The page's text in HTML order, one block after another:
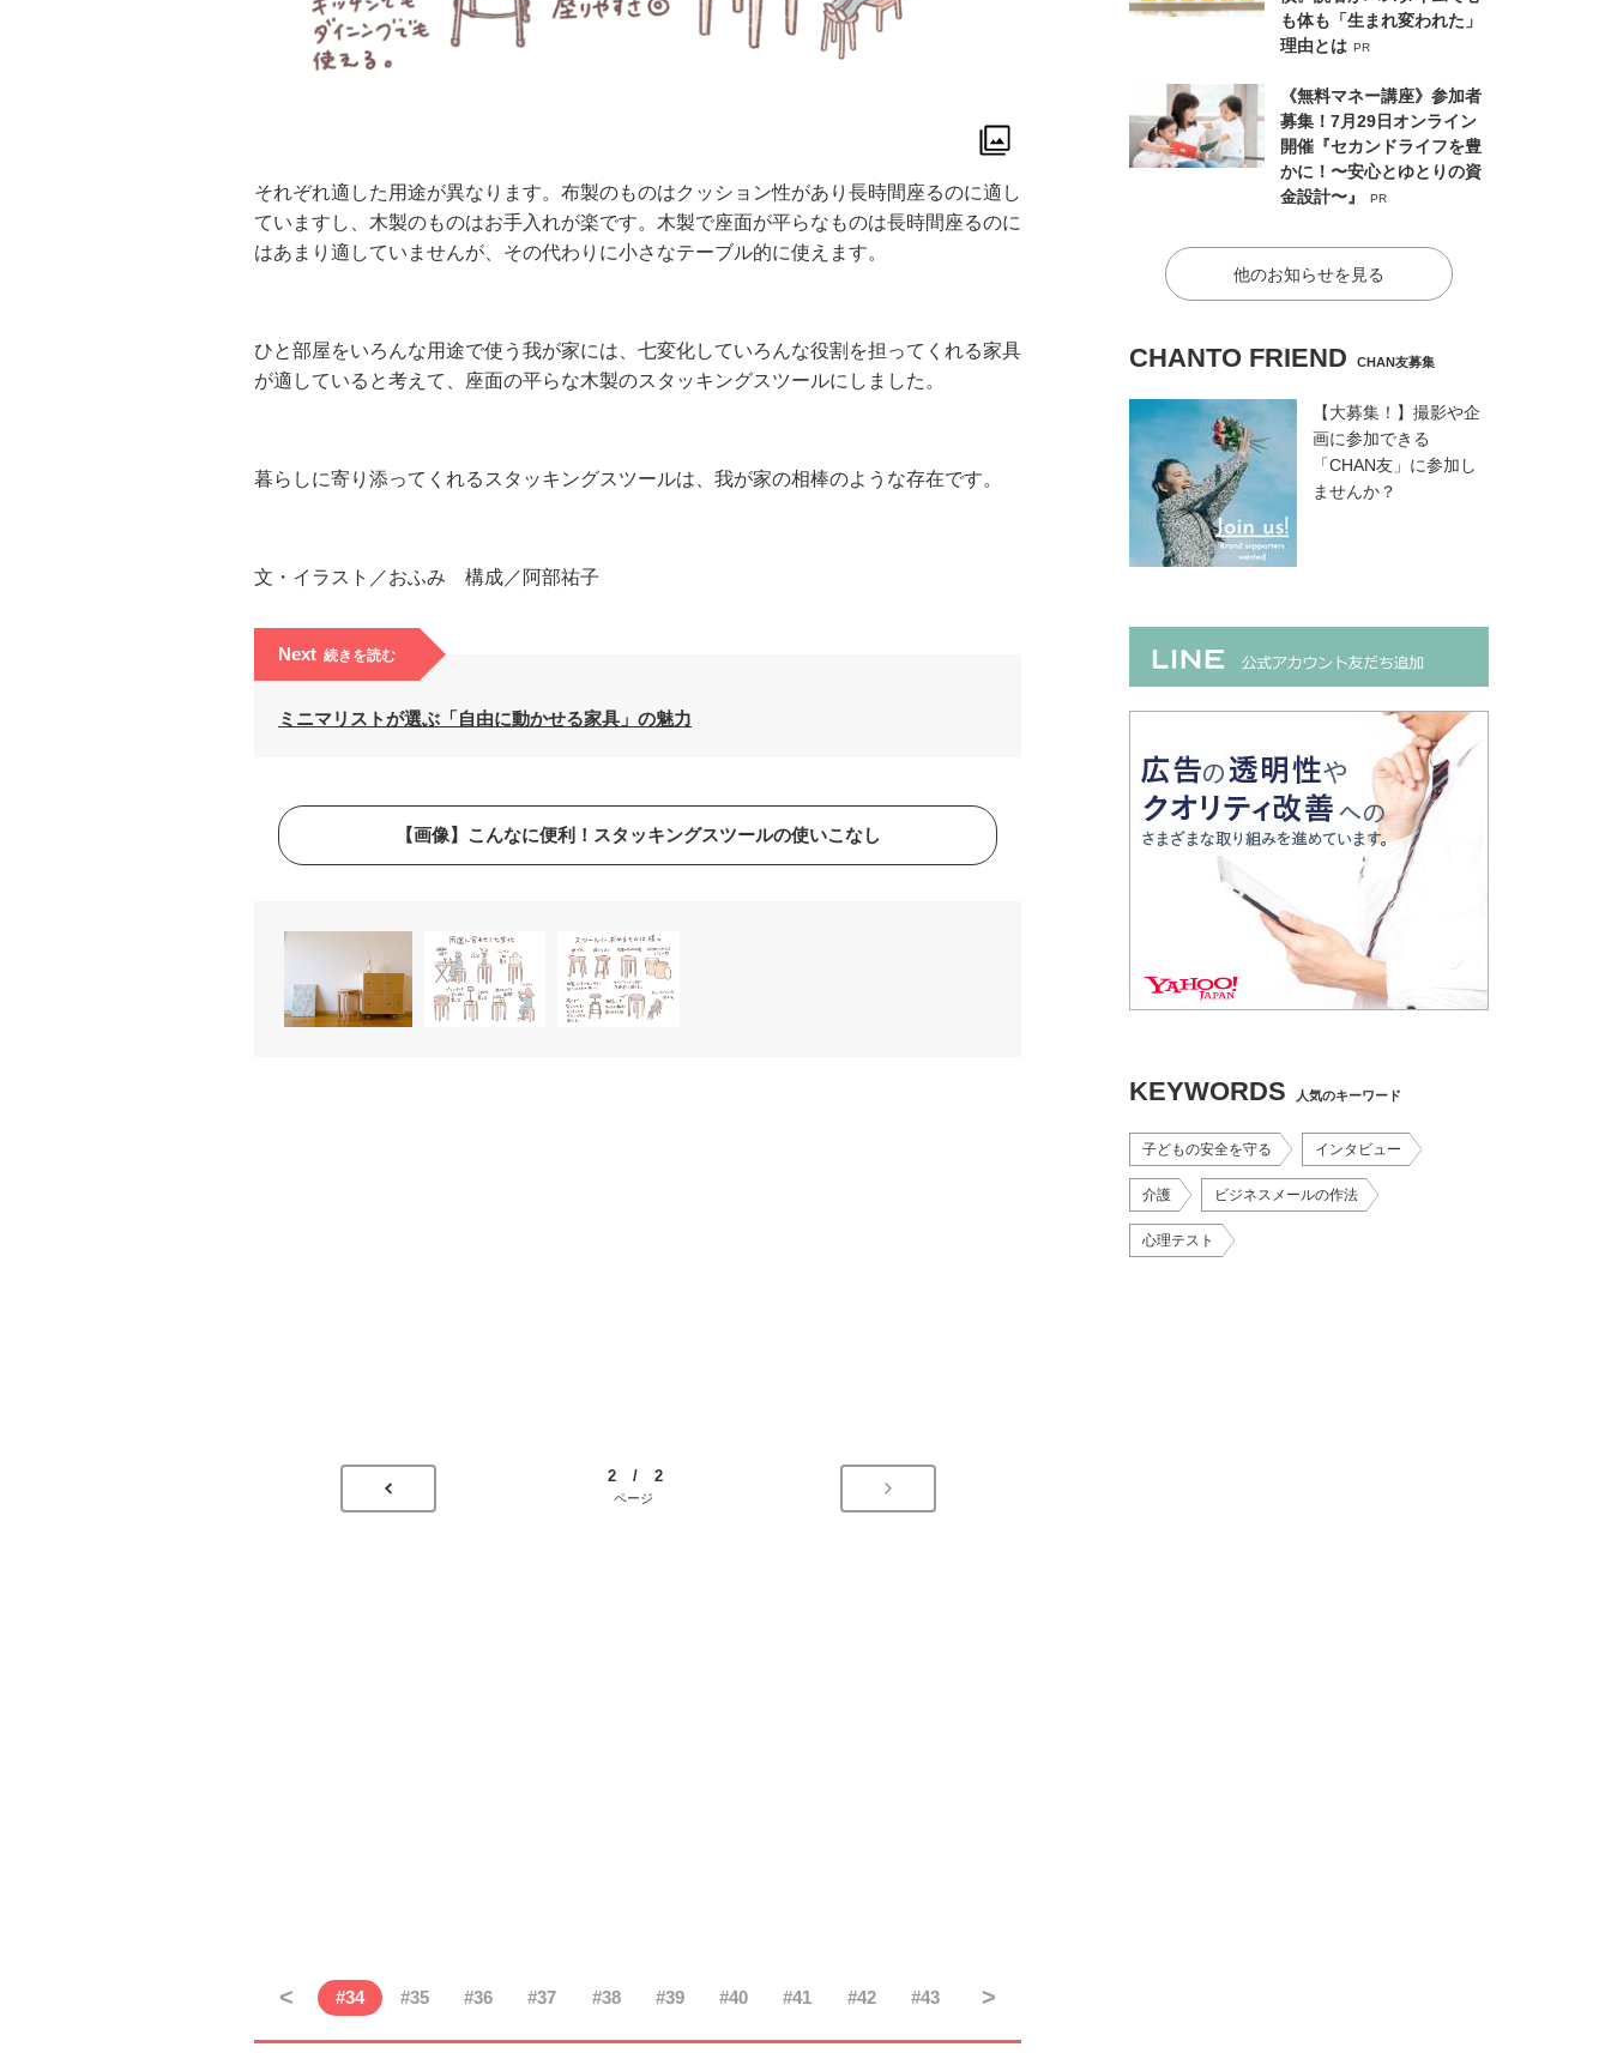
それぞれ適した用途が異なります。布製のものはクッション性があり長時間座るのに適し
ていますし、木製のものはお手入れが楽です。木製で座面が平らなものは長時間座るのに
はあまり適していませんが、その代わりに小さなテーブル的に使えます。
ひと部屋をいろんな用途で使う我が家には、七変化していろんな役割を担ってくれる家具
が適していると考えて、座面の平らな木製のスタッキングスツールにしました。
暮らしに寄り添ってくれるスタッキングスツールは、我が家の相棒のような存在です。
文・イラスト／おふみ 構成／阿部祐子
Next 続きを読む
ミニマリストが選ぶ「自由に動かせる家具」の魅力
【画像】こんなに便利！スタッキングスツールの使いこなし
2 / 2
ページ
< #34 #35 #36 #37 #38 #39 #40 #41 #42 #43 >
も体も「生まれ変われた」
理由とは PR
《無料マネー講座》参加者
募集！7月29日オンライン
開催『セカンドライフを豊
かに！〜安心とゆとりの資
金設計〜』
PR
他のお知らせを見る
CHANTO FRIEND CHAN友募集
【大募集！】撮影や企
画に参加できる
「CHAN友」に参加し
ませんか？
KEYWORDS 人気のキーワード
子どもの安全を守る インタビュー
介護 ビジネスメールの作法
心理テスト